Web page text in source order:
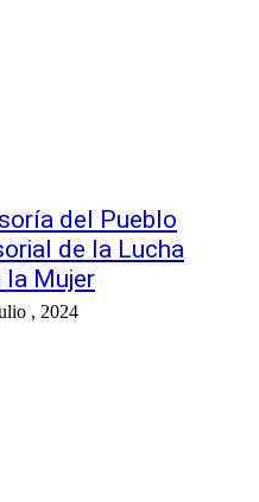
del Pueblo
de la Lucha
la Mujer
, 2024